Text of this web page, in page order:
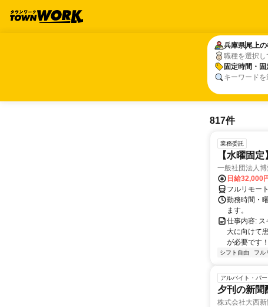
兵庫県尾上
職種を選択
固定時間・
キーワード
兵庫県尾上
固定時間・
817件
業務委託
【水曜固
一般社団法人
日給32,000
フルリモート
勤務時間・
ます。
仕事内容: ス
大に向けて
が必要です
シフト自由 フル
アルバイト・パー
夕刊の新聞
株式会社大西